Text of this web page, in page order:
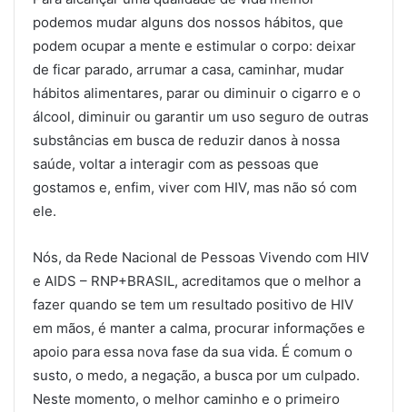
podemos mudar alguns dos nossos hábitos, que
podem ocupar a mente e estimular o corpo: deixar
de ficar parado, arrumar a casa, caminhar, mudar
hábitos alimentares, parar ou diminuir o cigarro e o
álcool, diminuir ou garantir um uso seguro de outras
substâncias em busca de reduzir danos à nossa
saúde, voltar a interagir com as pessoas que
gostamos e, enfim, viver com HIV, mas não só com
ele.
Nós, da Rede Nacional de Pessoas Vivendo com HIV
e AIDS – RNP+BRASIL, acreditamos que o melhor a
fazer quando se tem um resultado positivo de HIV
em mãos, é manter a calma, procurar informações e
apoio para essa nova fase da sua vida. É comum o
susto, o medo, a negação, a busca por um culpado.
Neste momento, o melhor caminho e o primeiro